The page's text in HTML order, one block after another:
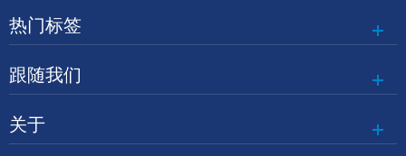
热门标签
跟随我们
关于